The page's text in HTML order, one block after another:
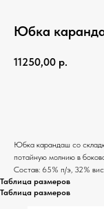
Юбка
11250,00 р.
Юбка карандаш со
потайную молнию в
Состав: 65% п/э, 32%
Таблица размеров
Таблица размеров